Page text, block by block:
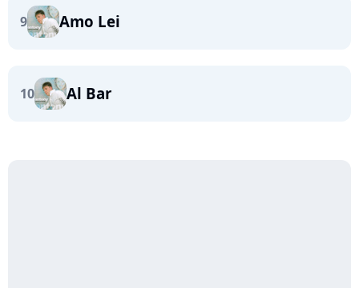
9 Amo Lei
10 Al Bar